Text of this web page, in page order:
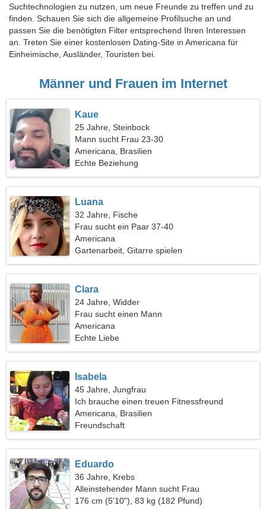
Suchtechnologien zu nutzen, um neue Freunde zu treffen und zu
finden. Schauen Sie sich die allgemeine Profilsuche an und
passen Sie die benötigten Filter entsprechend Ihren Interessen
an. Treten Sie einer kostenlosen Dating-Site in Americana für
Einheimische, Ausländer, Touristen bei.
Männer und Frauen im Internet
Kaue
25 Jahre, Steinbock
Mann sucht Frau 23-30
Americana, Brasilien
Echte Beziehung
Luana
32 Jahre, Fische
Frau sucht ein Paar 37-40
Americana
Gartenarbeit, Gitarre spielen
Clara
24 Jahre, Widder
Frau sucht einen Mann
Americana
Echte Liebe
Isabela
45 Jahre, Jungfrau
Ich brauche einen treuen Fitnessfreund
Americana, Brasilien
Freundschaft
Eduardo
36 Jahre, Krebs
Alleinstehender Mann sucht Frau
176 cm (5'10"), 83 kg (182 Pfund)